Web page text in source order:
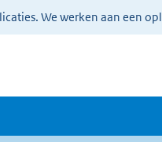
We werken aan een